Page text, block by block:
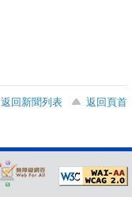
返回新聞列表
返回頁首